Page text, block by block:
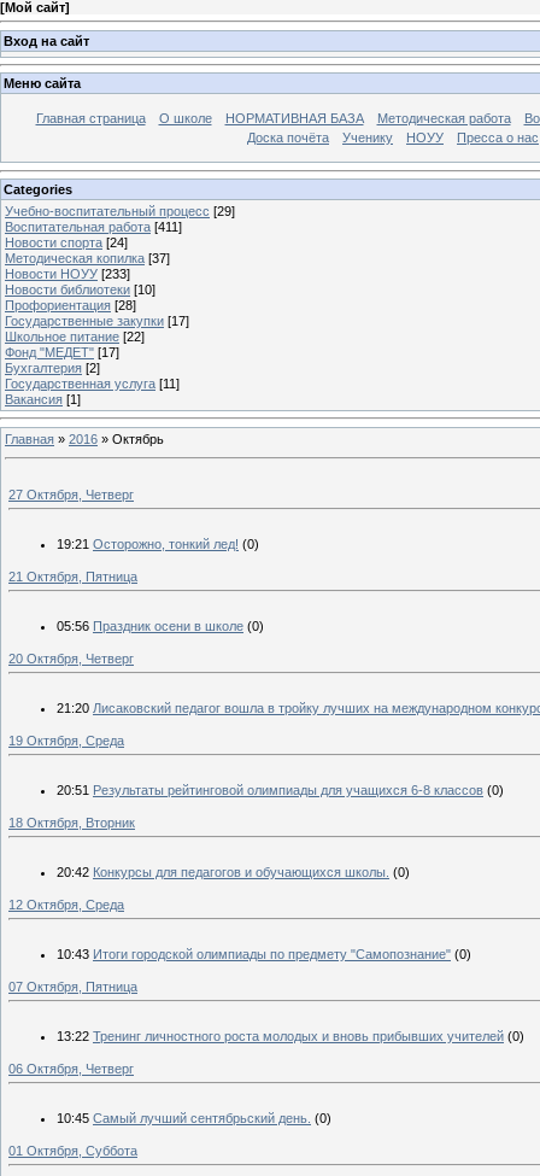
[Мой сайт]
Вход на сайт
Меню сайта
Главная страница О школе НОРМАТИВНАЯ БАЗА Методическая работа
Доска почёта
Ученику НОУУ Пресса о нас
Categories
Учебно-воспитательный процесс [29]
Воспитательная работа [411]
Новости спорта [24]
Методическая копилка [37]
Новости НОУУ [233]
Новости библиотеки [10]
Профориентация [28]
Государственные закупки [17]
Школьное питание [22]
Фонд "МЕДЕТ" [17]
Бухгалтерия [2]
Государственная услуга [11]
Вакансия [1]
Главная » 2016 » Октябрь
27 Октября, Четверг
19:21 Осторожно, тонкий лед! (0)
21 Октября, Пятница
05:56 Праздник осени в школе (0)
20 Октября, Четверг
21:20 Лисаковский педагог вошла в тройку лучших на международном
19 Октября, Среда
20:51 Результаты рейтинговой олимпиады для учащихся 6-8 классов (0)
18 Октября, Вторник
20:42 Конкурсы для педагогов и обучающихся школы. (0)
12 Октября, Среда
10:43 Итоги городской олимпиады по предмету "Самопознание" (0)
07 Октября, Пятница
13:22 Тренинг личностного роста молодых и вновь прибывших учителей (0)
06 Октября, Четверг
10:45 Самый лучший сентябрьский день. (0)
01 Октября, Суббота